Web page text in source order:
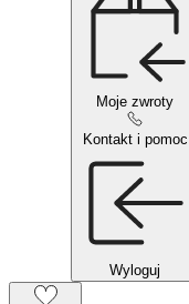
Moje zwroty
Kontakt i pomoc
Wyloguj